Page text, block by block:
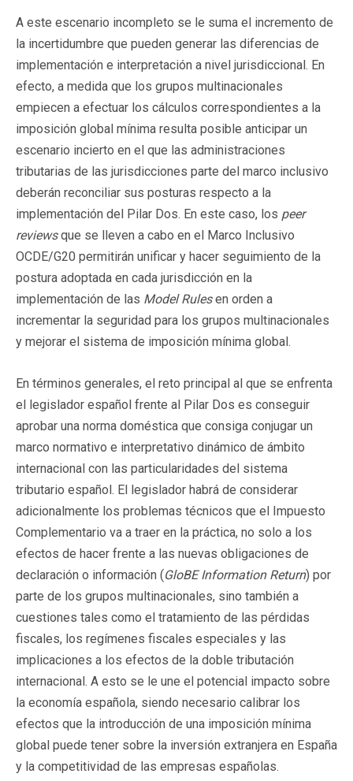
A este escenario incompleto se le suma el incremento de
la incertidumbre que pueden generar las diferencias de
implementación e interpretación a nivel jurisdiccional. En
efecto, a medida que los grupos multinacionales
empiecen a efectuar los cálculos correspondientes a la
imposición global mínima resulta posible anticipar un
escenario incierto en el que las administraciones
tributarias de las jurisdicciones parte del marco inclusivo
deberán reconciliar sus posturas respecto a la
implementación del Pilar Dos. En este caso, los peer
reviewsque se lleven a cabo en el Marco Inclusivo
OCDE/G20 permitirán unificar y hacer seguimiento de la
postura adoptada en cada jurisdicción en la
implementación de las Model Rulesen orden a
incrementar la seguridad para los grupos multinacionales
y mejorar el sistema de imposición mínima global.
En términos generales, el reto principal al que se enfrenta
el legislador español frente al Pilar Dos es conseguir
aprobar una norma doméstica que consiga conjugar un
marco normativo e interpretativo dinámico de ámbito
internacional con las particularidades del sistema
tributario español. El legislador habrá de considerar
adicionalmente los problemas técnicos que el Impuesto
Complementario va a traer en la práctica, no solo a los
efectos de hacer frente a las nuevas obligaciones de
declaración o información (GloBE Information Return) por
parte de los grupos multinacionales, sino también a
cuestiones tales como el tratamiento de las pérdidas
fiscales, los regímenes fiscales especiales y las
implicaciones a los efectos de la doble tributación
internacional. A esto se le une el potencial impacto sobre
la economía española, siendo necesario calibrar los
efectos que la introducción de una imposición mínima
global puede tener sobre la inversión extranjera en España
y la competitividad de las empresas españolas.